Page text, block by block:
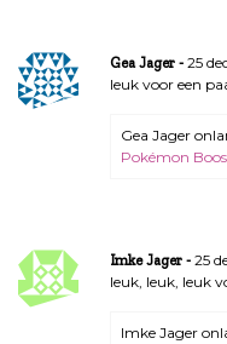
Gea Jager
25
leuk voor een
Gea Jager
Pokémon
Imke Jager
25
leuk, leuk, leuk
Imke Jager